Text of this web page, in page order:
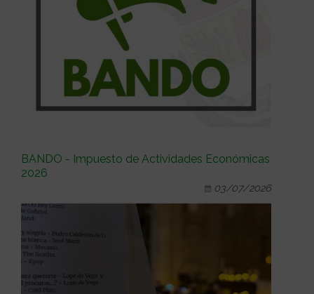
BANDO - Impuesto de Actividades Económicas
2026
03/07/2026